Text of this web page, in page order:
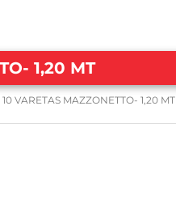
1,20 MT
VARETAS MAZZONETTO- 1,20 MT